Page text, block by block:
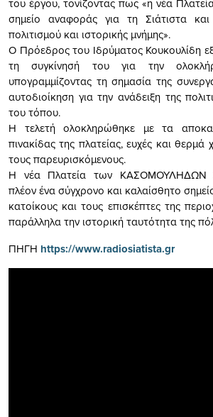
σημείο αναφοράς για τη Σιάτιστα
πολιτισμού και ιστορικής μνήμης».
Ο Πρόεδρος του Ιδρύματος Κουκουλίδη
τη συγκίνησή του για την
υπογραμμίζοντας τη σημασία της
αυτοδιοίκηση για την ανάδειξη της
του τόπου.
Η τελετή ολοκληρώθηκε με τα
πινακίδας της πλατείας, ευχές και
τους παρευρισκόμενους.
Η νέα Πλατεία των ΚΑΣΟΜΟΥΛΗΔΩΝ
πλέον ένα σύγχρονο και καλαίσθητο
κατοίκους και τους επισκέπτες της
παράλληλα την ιστορική ταυτότητα της
ΠΗΓΗ https://www.radiosiatista.gr